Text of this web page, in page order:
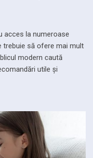
acces la numeroase
trebuie să ofere mai mult
modern caută
utile și